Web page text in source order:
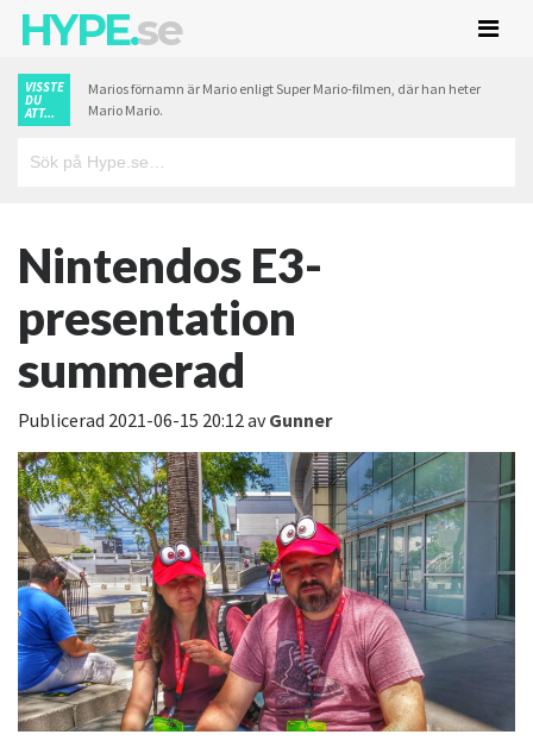
HYPE.se
VISSTE
DU
ATT...
Marios förnamn är Mario enligt Super Mario-filmen, där han heter
Mario Mario.
Nintendos E3-
presentation
summerad
Publicerad 2021-06-15 20:12avGunner